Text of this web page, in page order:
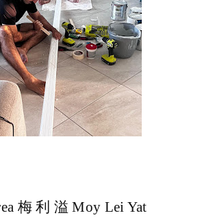
梅 利 溢 Moy Lei Yat